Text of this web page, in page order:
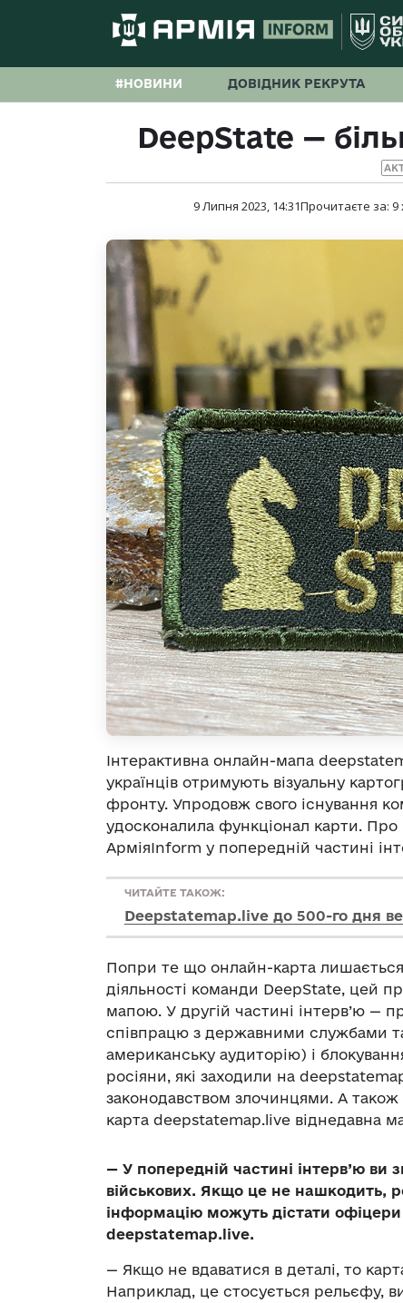
#НОВИНИ ДОВІДНИК РЕКРУТА
DeepState —
9 Липня 2023, 14:31Прочитаєте за: 9
Інтерактивна онлайн-мапа
українців отримують візуальну
фронту. Упродовж свого існування
удосконалила функціонал карти. Про
АрміяInform у попередній частині
ЧИТАЙТЕ ТАКОЖ:
Deepstatemap.live до 500-го дня
Попри те що онлайн-карта
діяльності команди DeepState, цей
мапою. У другій частині інтерв’ю —
співпрацю з державними службами
американську аудиторію) і
росіяни, які заходили на
законодавством злочинцями. А
карта deepstatemap.live віднедавна
— У попередній частині інтерв’ю ви
військових. Якщо це не нашкодить,
інформацію можуть дістати
deepstatemap.live.
— Якщо не вдаватися в деталі, то
Наприклад, це стосується рельєфу,